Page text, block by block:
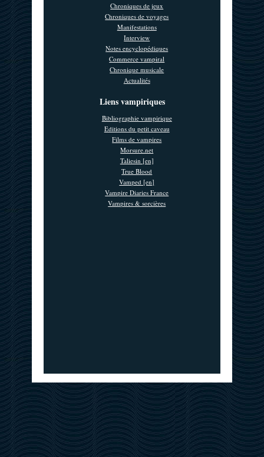
Chroniques de jeux
Chroniques de voyages
Manifestations
Interview
Notes encyclopédiques
Commerce vampiral
Chronique musicale
Actualités
Liens vampiriques
Bibliographie vampirique
Editions du petit caveau
Films de vampires
Morsure.net
Taliesin [en]
True Blood
Vamped [en]
Vampire Diaries France
Vampires & sorcières